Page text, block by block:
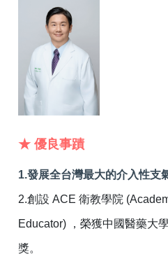
★ 優良事蹟
1.發展全台灣最大的介入性支
2.創設 ACE 衛教學院
Educator) ，榮獲中國醫藥大
獎。